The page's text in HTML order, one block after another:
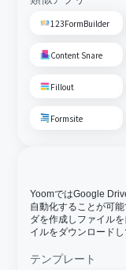
123FormBuilder
Content Snare
Fillout
Formsite
YoomではGoogle
自動化することが可
ダを作成しファイル
イルをダウンロード
テンプレート